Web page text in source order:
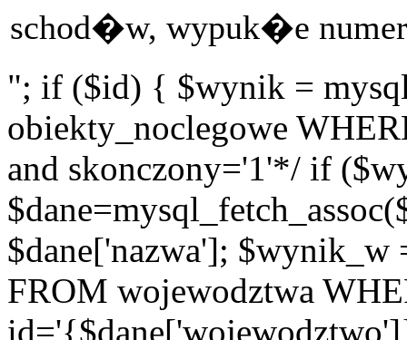
schod�w, wypuk�e
"; if ($id) { $wynik =
obiekty_noclegowe
and skonczony='1'*/ if
$dane['nazwa'];
FROM wojewodztwa